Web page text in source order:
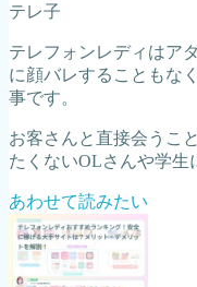
テレ子
テレフォンレディはア
に顔バレすることもな
事です。
お客さんと直接会うこ
たくないOLさんや学生
あわせて読みたい